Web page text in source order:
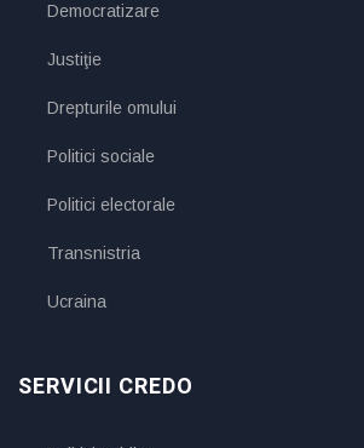
Democratizare
Justiţie
Drepturile omului
Politici sociale
Politici electorale
Transnistria
Ucraina
SERVICII CREDO